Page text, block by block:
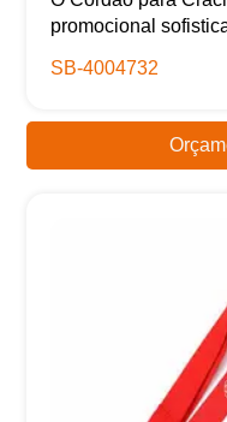
promocional
SB-4004732